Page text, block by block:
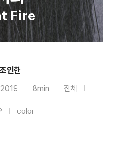
Fire
조인한
2019 8min 전체
color